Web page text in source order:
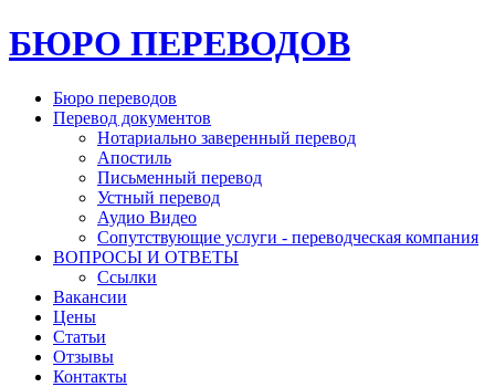
БЮРО ПЕРЕВОДОВ
Бюро переводов
Перевод документов
Нотариально заверенный перевод
Апостиль
Письменный перевод
Устный перевод
Аудио Видео
Сопутствующие услуги - переводческая компания
ВОПРОСЫ И ОТВЕТЫ
Ссылки
Вакансии
Цены
Статьи
Отзывы
Контакты